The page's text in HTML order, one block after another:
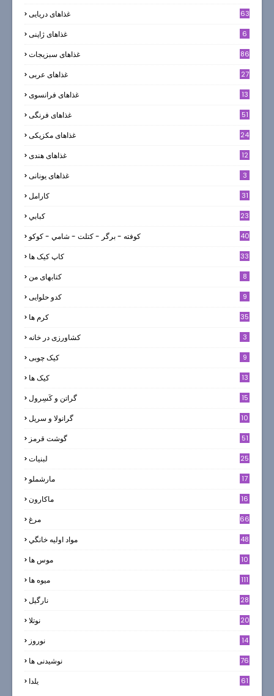
غذاهای دریایی 63
غذاهای ژاپنی 6
غذاهای سبزیجات 86
غذاهای عربی 27
غذاهای فرانسوی 13
غذاهای فرنگی 51
غذاهای مکزیکی 24
غذاهای هندی 12
غذاهای یونانی 3
كارامل 31
كبابي 23
كوفته - برگر - كتلت - شامي - كوكو 40
کاپ کیک ها 33
کتابهای من 8
کدو حلوایی 9
کرم ها 35
کشاورزی در خانه 3
کیک چوبی 9
کیک ها
13
گراتن و كَسِرول 15
گرانولا و سريل 10
گوشت قرمز 51
لبنيات 25
مارشملو 17
ماکارون 16
مرغ 66
مواد اوليه خانگي 48
موس ها 10
میوه ها 111
نارگيل 28
نوتلا 20
نوروز
14
نوشیدنی ها 76
یلدا 61